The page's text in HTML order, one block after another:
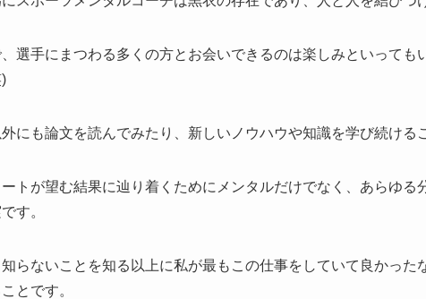
選手にまつわる多くの方とお会いできるのは楽しみといって
にも論文を読んでみたり、新しいノウハウや知識を学び続ける
トが望む結果に辿り着くためにメンタルだけでなく、あらゆ
す。
らないことを知る以上に私が最もこの仕事をしていて良かっ
とです。